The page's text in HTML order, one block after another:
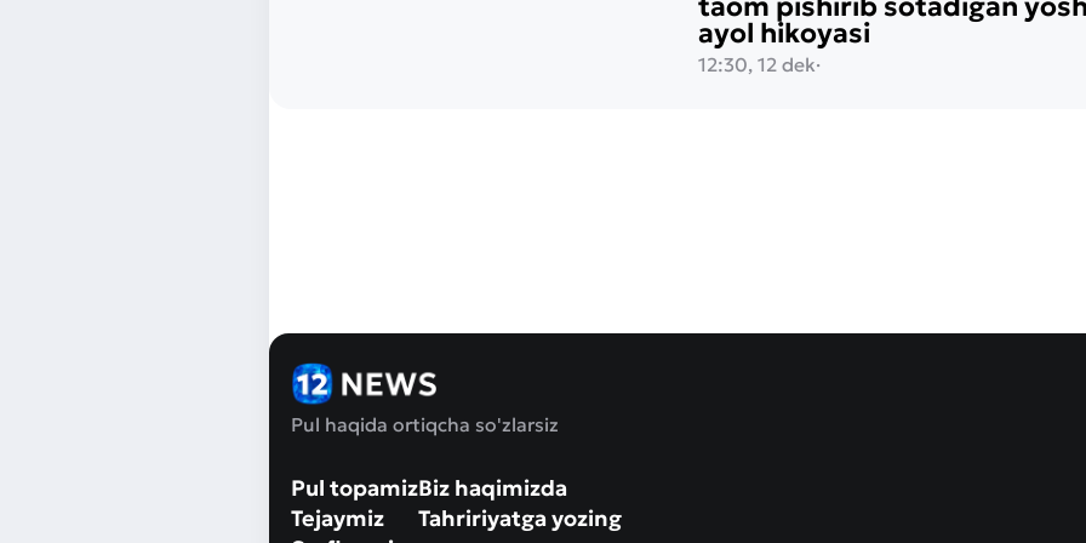
ayol hikoyasi
12:30, 12 dek·
Pul haqida ortiqcha so'zlarsiz
Pul topamiz
Tejaymiz
Biz haqimizda
Tahririyatga yozing